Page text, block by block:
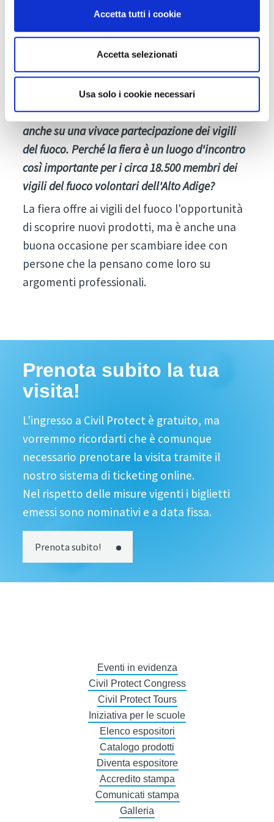
Accetta tutti i cookie
Accetta selezionati
Usa solo i cookie necessari
pompa per le acque reflue negli edifici nei
seminterrati o nei parcheggi sotterranei, è
importante che la pulizia e la manutenzione
regolari garantiscano il loro buon
funzionamento.
La settima edizione di Civil Protect può contare
anche su una vivace partecipazione dei vigili
del fuoco. Perché la fiera è un luogo d'incontro
così importante per i circa 18.500 membri dei
vigili del fuoco volontari dell'Alto Adige?
La fiera offre ai vigili del fuoco l'opportunità
di scoprire nuovi prodotti, ma è anche una
buona occasione per scambiare idee con
persone che la pensano come loro su
argomenti professionali.
Prenota subito la tua
visita!
L'ingresso a Civil Protect è gratuito, ma
vorremmo ricordarti che è comunque
necessario prenotare la visita tramite il
nostro sistema di ticketing online.
Nel rispetto delle misure vigenti i biglietti
emessi sono nominativi e a data fissa.
Prenota subito!
Eventi in evidenza
Civil Protect Congress
Civil Protect Tours
Iniziativa per le scuole
Elenco espositori
Catalogo prodotti
Diventa espositore
Accredito stampa
Comunicati stampa
Galleria